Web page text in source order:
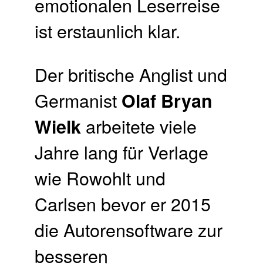
ist erstaunlich klar.
Der britische Anglist und
Germanist Olaf Bryan
Wielk arbeitete viele
Jahre lang für Verlage
wie Rowohlt und
Carlsen bevor er 2015
die Autorensoftware zur
besseren